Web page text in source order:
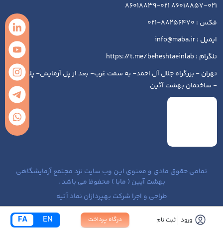
درگاه پرداخت ورود ثبت نام EN
FA
021-86018857 021-86018839
فکس : 88256470-021
ایمیل : info@maba.ir
تلگرام : https://t.me/beheshtaeinlab
تهران - بزرگراه جلال آل احمد- به سمت غرب- بعد از پل آزمایش- پلاک ۱۹۳
- ساختمان بهشت آئین
تمامی حقوق مادی و معنوی این وب سایت نزد مجتمع آزمایشگاهی
بهشت آیین ( مابا ) محفوظ می باشد .
طراحی و اجرا شرکت بهپردازان نماد آتیه